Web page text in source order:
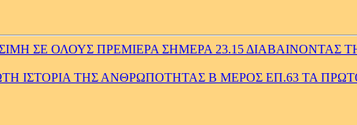
ΣΕ ΟΛΟΥΣ ΠΡΕΜΙΕΡΑ ΣΗΜΕΡΑ 23.15 ΔΙΑΒΑΙΝΟΝΤΑΣ
ΙΣΤΟΡΙΑ ΤΗΣ ΑΝΘΡΩΠΟΤΗΤΑΣ Β ΜΕΡΟΣ ΕΠ.63 ΤΑ